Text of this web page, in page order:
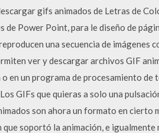
gifs animados de Letras de
Power Point, para le diseño de
una secuencia de imágenes
ver y descargar archivos GIF
en un programa de procesamiento de
GIFs que quieras a solo una
son ahora un formato en cierto
soportó la animación, e igualmente